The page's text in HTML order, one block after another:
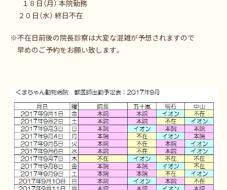
１８日（月） 本院勤務
２０日（水） 終日不在
※不在日前後の院長診察は大変な混雑が予想されますので
早めのご予約をお願い致します。